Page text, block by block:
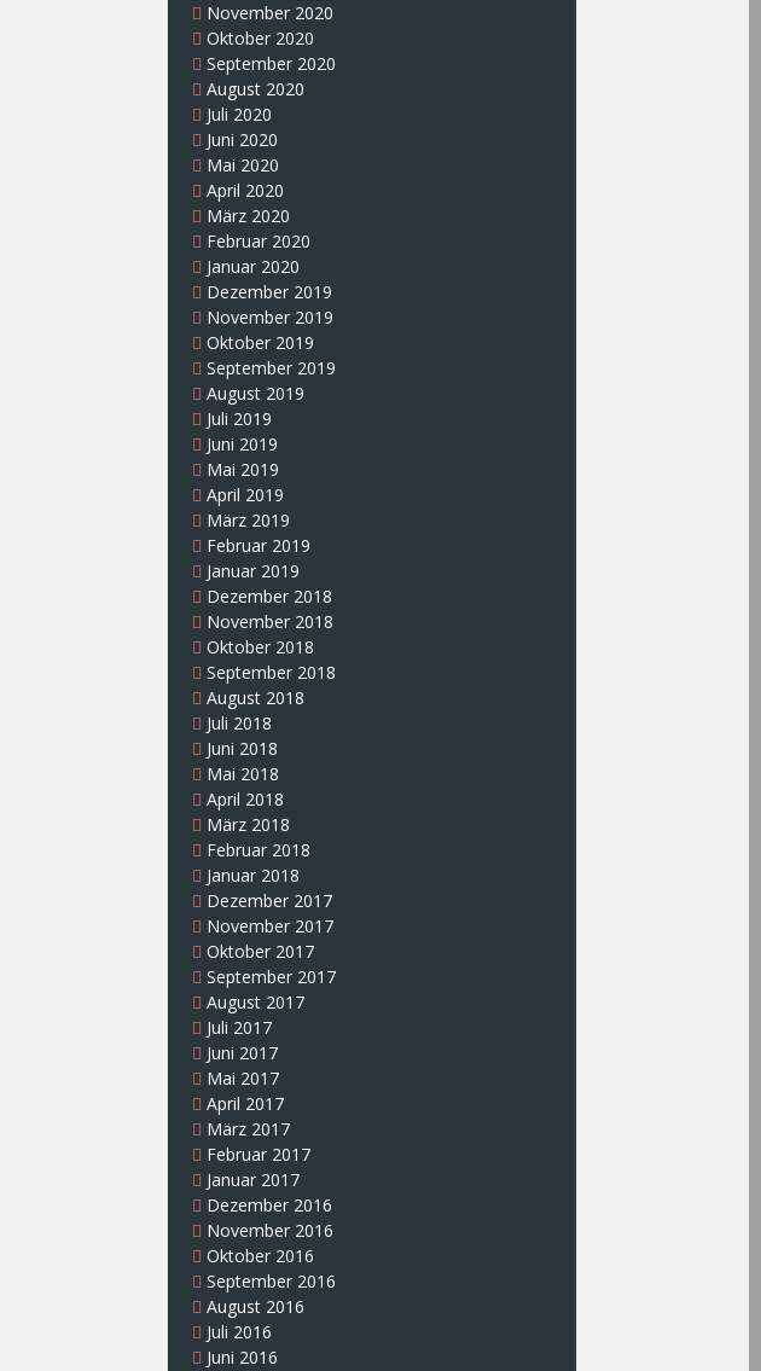
November 2020
Oktober 2020
September 2020
August 2020
Juli 2020
Juni 2020
Mai 2020
April 2020
März 2020
Februar 2020
Januar 2020
Dezember 2019
November 2019
Oktober 2019
September 2019
August 2019
Juli 2019
Juni 2019
Mai 2019
April 2019
März 2019
Februar 2019
Januar 2019
Dezember 2018
November 2018
Oktober 2018
September 2018
August 2018
Juli 2018
Juni 2018
Mai 2018
April 2018
März 2018
Februar 2018
Januar 2018
Dezember 2017
November 2017
Oktober 2017
September 2017
August 2017
Juli 2017
Juni 2017
Mai 2017
April 2017
März 2017
Februar 2017
Januar 2017
Dezember 2016
November 2016
Oktober 2016
September 2016
August 2016
Juli 2016
Juni 2016